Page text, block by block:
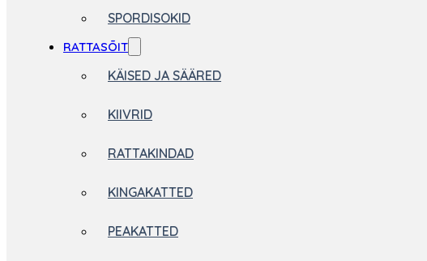
SPORDISOKID
RATTASÕIT
KÄISED JA SÄÄRED
KIIVRID
RATTAKINDAD
KINGAKATTED
PEAKATTED